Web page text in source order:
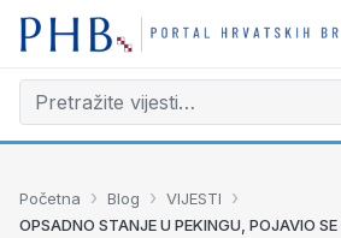
Početna › Blog › VIJESTI ›
OPSADNO STANJE U PEKINGU, POJAVIO